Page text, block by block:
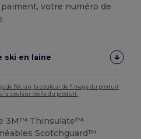
votre numéro de
ski en laine
de l'écran, la couleur de l'image du produit
la couleur réelle du produit.
3M™ Thinsulate™
Scotchguard™